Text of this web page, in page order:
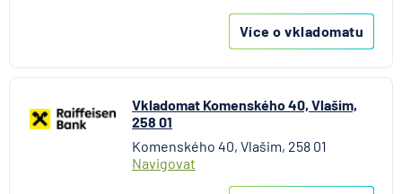
Více o vkladomatu
Vkladomat Komenského 40, Vlašim,
258 01
Komenského 40, Vlašim, 258 01
Navigovat